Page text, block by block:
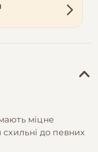
міцне
до певних